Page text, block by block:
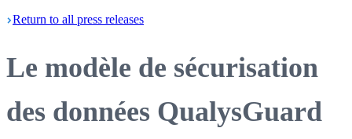
Return to all press releases
Le modèle de sécurisation
des données QualysGuard